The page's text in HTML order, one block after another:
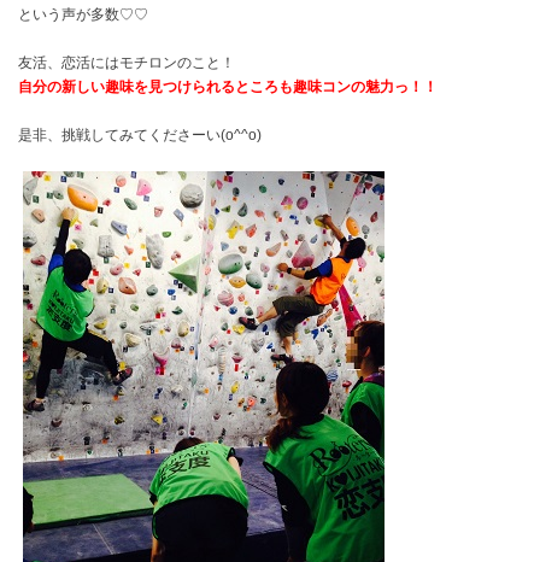
という声が多数♡♡
友活、恋活にはモチロンのこと！
自分の新しい趣味を見つけられるところも趣味コンの魅力っ！！
是非、挑戦してみてくださーい(o^^o)